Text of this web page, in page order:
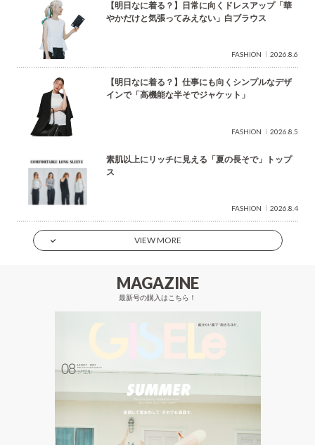
【明日なに着る？】日常に向くドレスアップ「華
やかだけと気張ってみえない」白ブラウス
FASHION 2026.8.6
【明日なに着る？】仕事にも向くシンプルなデザ
インで「高機能な半そでジャケット」
FASHION 2026.8.5
素肌以上にリッチに見える「夏の長そで」トップ
ス
FASHION 2026.8.4
VIEW MORE
MAGAZINE
最新号の購入はこちら！